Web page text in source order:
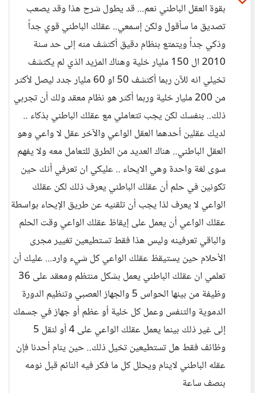
بقوة العقل الباطني نعم... قد يطول شرح هذا وقد يصعب
تصديق ما سأقول ولكن إسمعي.. عقلك الباطني قوي جداً
وذكي جداً ويتمتع بنظام دقيق أكتشف منه إلى حد سنة
2010 ال 150 مليار خلية وهناك المزيد الذي لم يكتشف
تخيلي انه للآن ربما أكتشف 50 او 60 مليار جدد ليصل لأكثر
من 200 مليار خلية وربما أكثر هو نظام معقد ولك أن تجربي
ذلك.. بنفسك لكن يجب تتعاملي مع عقلك الباطني بذكاء ..
لديك عقلين أحدهما العقل الواعي والآخر عقل لا واعي وهو
العقل الباطني.. هناك العديد من الطرق للتعامل معه ولا يفهم
سوى لغة واحدة وهي الايحاء .. عليكي ان تعرفي أنك حين
تكونين في حلم أن عقلك الباطني يعرف ذلك لكن عقلك
الواعي لا يعرف لذا يجب أن تلقنيه عن طريق الإيحاء بواسطة
عقلك الواعي أن يعمل على إيقاظ عقلك الواعي وقت الحلم
والباقي تعرفينه وليس هذا فقط تستطيعين تغيير مجرى
الأحلام حين يستيقظ عقلك الواعي كل شيء وارد... عليك أن
تعلمي ان عقلك الباطني يعمل بشكل منتظم ومعقد على 36
وظيفة من بينها الحواس 5 والجهاز العصبي وتنظيم الدورة
الدموية والتنفس وعمل كل خلية أو عظم أو جهاز في جسمك
إلى غير ذلك بينما يعمل عقلك الواعي على 4 أو لنقل 5
وظائف فقط هل تستطيعين تخيل ذلك.. حين ينام أحدنا فإن
عقله الباطني لاينام ويحلل كل ما فكر فيه النائم قبل نومه
بنصف ساعة